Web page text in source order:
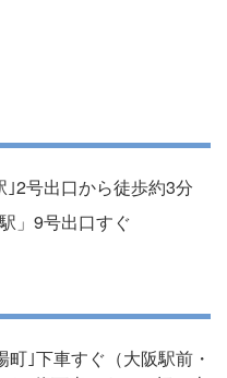
2号出口から徒歩約3分
」9号出口すぐ
｣下車すぐ（大阪駅前・